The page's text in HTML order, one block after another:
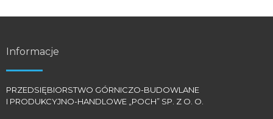
Informacje
PRZEDSIĘBIORSTWO GÓRNICZO-BUDOWLANE
I PRODUKCYJNO-HANDLOWE „POCH” SP. Z O. O.